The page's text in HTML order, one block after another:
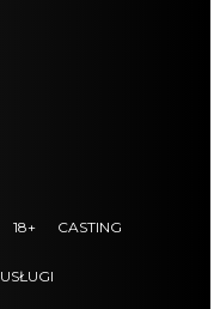
18+ CASTING
USŁUGI